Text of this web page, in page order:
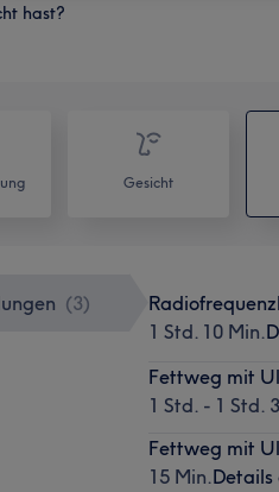
hast?
Gesicht
(3)
1 Std. 10 Min.
Fettweg mit
1 Std. - 1 Std.
Fettweg mit
15 Min.Details